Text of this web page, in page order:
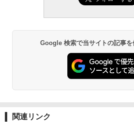
Google 検索で当サイトの記事を
関連リンク